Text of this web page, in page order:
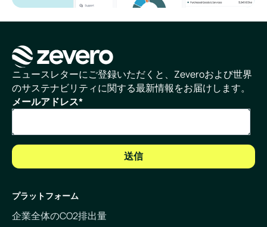
ホームページ
ニュースレターにご登録いただくと、Zeveroおよび世界
のサステナビリティに関する最新情報をお届けします。
メールアドレス*
プラットフォーム
企業全体のCO2排出量